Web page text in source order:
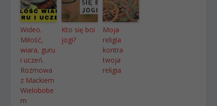
Wideo.
Miłość,
wiara, guru
i uczeń.
Rozmowa
z Mackiem
Wielobobe
m
Kto się boi
jogi?
Moja
religia
kontra
twoja
religia